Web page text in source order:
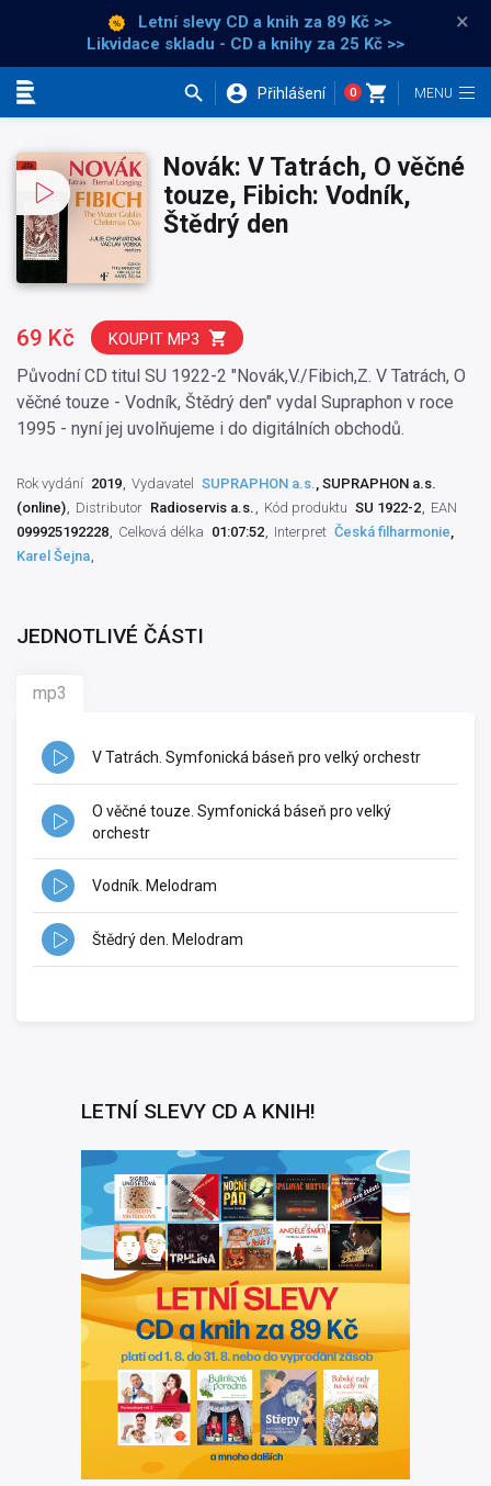
Letní slevy CD a knih za 89 Kč >>
Likvidace skladu - CD a knihy za 25 Kč >>
×
Přihlášení 0
Novák: V Tatrách, O věčné
touze, Fibich: Vodník,
Štědrý den
Původní CD titul SU 1922-2 "Novák,V./Fibich,Z. V Tatrách, O
věčné touze - Vodník, Štědrý den" vydal Supraphon v roce
1995 - nyní jej uvolňujeme i do digitálních obchodů.
69 Kč KOUPIT MP3
Rok vydání 2019 Vydavatel SUPRAPHON a.s., SUPRAPHON a.s.
(online)
Distributor Radioservis a.s. Kód produktu SU 1922-2
EAN
099925192228
Celková délka 01:07:52 Interpret Česká filharmonie,
Karel Šejna
JEDNOTLIVÉ ČÁSTI
mp3
V Tatrách. Symfonická báseň pro velký orchestr
O věčné touze. Symfonická báseň pro velký
orchestr
Vodník. Melodram
Štědrý den. Melodram
LETNÍ SLEVY CD A KNIH!